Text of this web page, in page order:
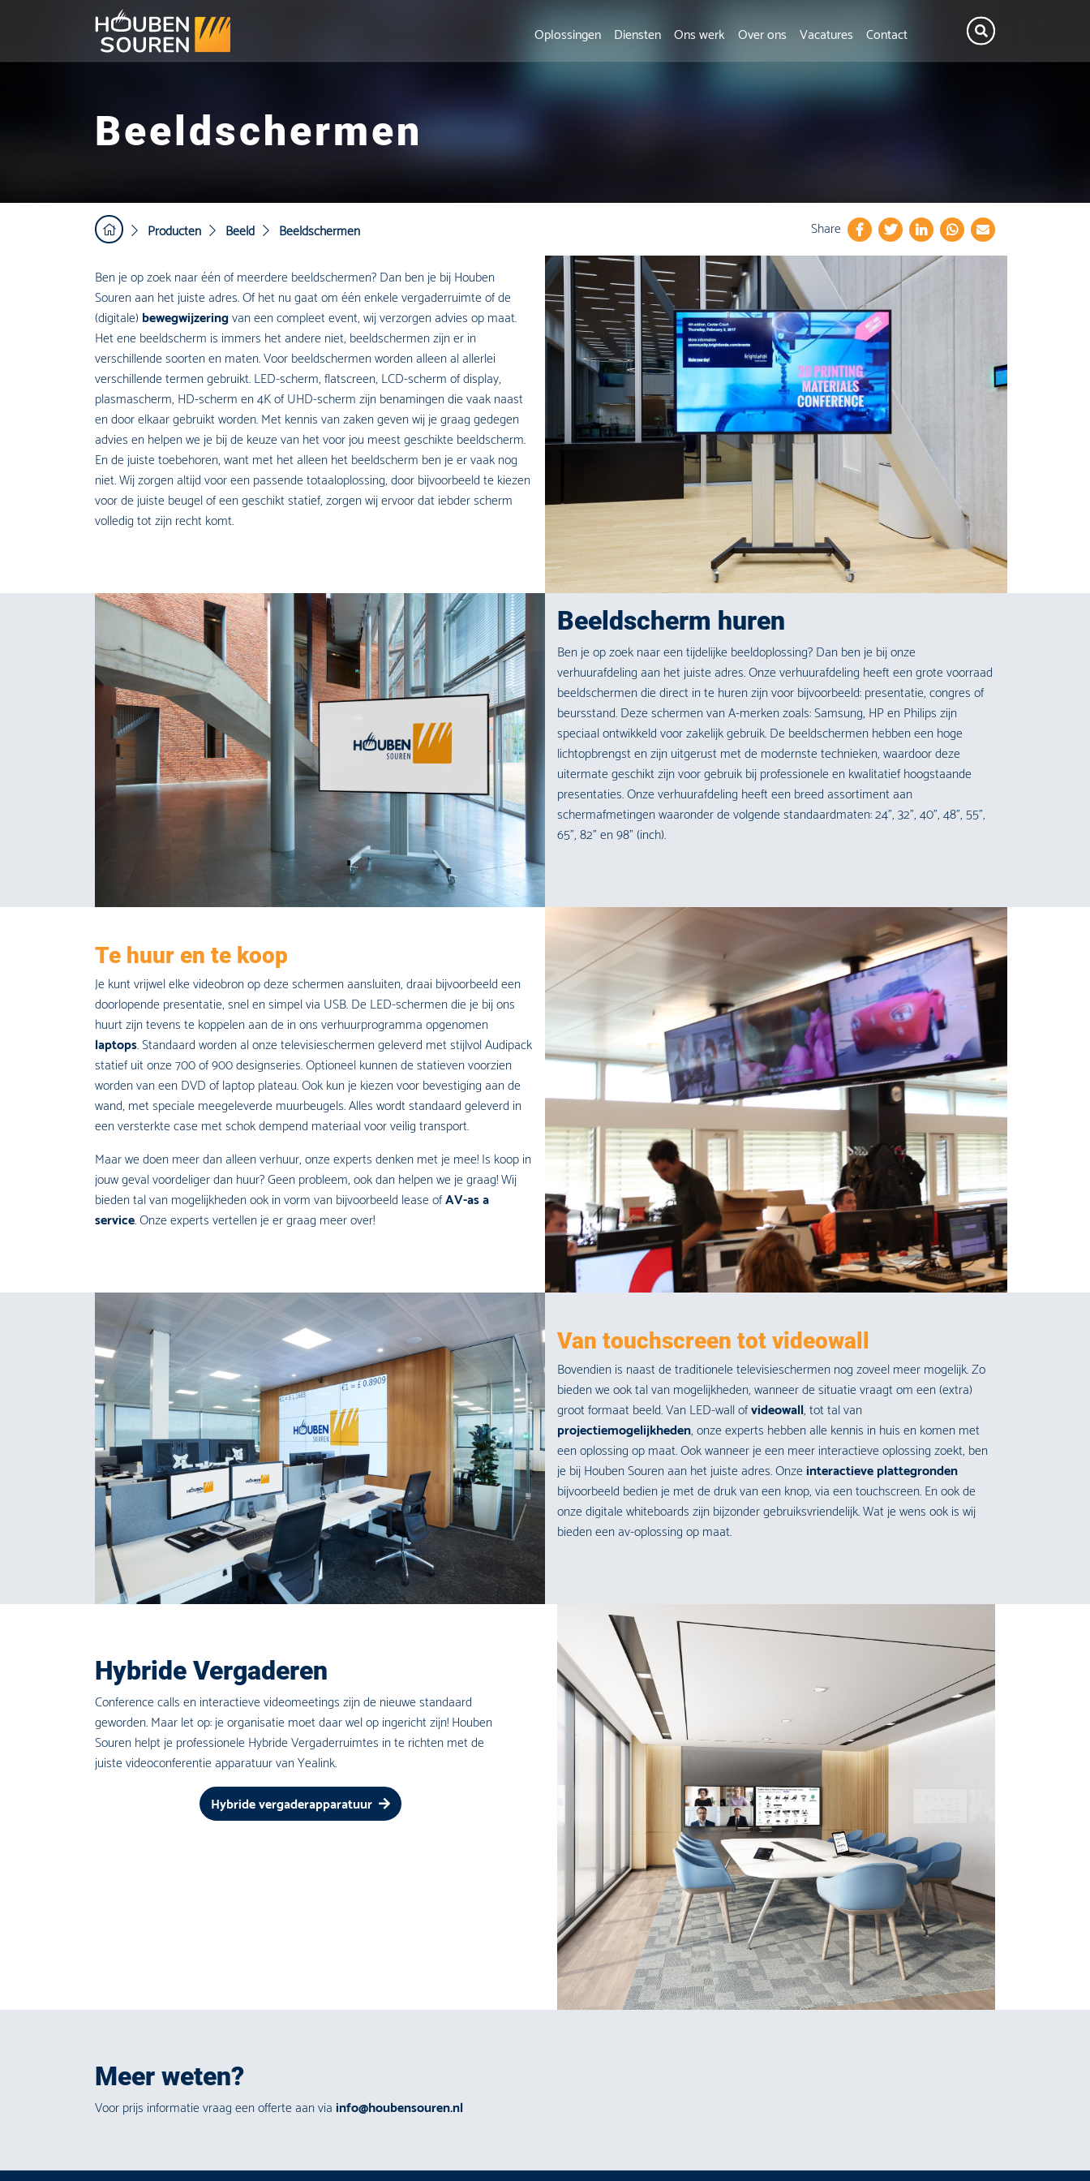
Oplossingen Diensten Ons werk Over ons Vacatures Contact
Beeldschermen
Producten Beeld Beeldschermen Share
Ben je op zoek naar één of meerdere beeldschermen? Dan ben je bij Houben
Souren aan het juiste adres. Of het nu gaat om één enkele vergaderruimte of de
(digitale) bewegwijzeringvan een compleet event, wij verzorgen advies op maat.
Het ene beeldscherm is immers het andere niet, beeldschermen zijn er in
verschillende soorten en maten. Voor beeldschermen worden alleen al allerlei
verschillende termen gebruikt. LED-scherm, flatscreen, LCD-scherm of display,
plasmascherm, HD-scherm en 4K of UHD-scherm zijn benamingen die vaak naast
en door elkaar gebruikt worden. Met kennis van zaken geven wij je graag gedegen
advies en helpen we je bij de keuze van het voor jou meest geschikte beeldscherm.
En de juiste toebehoren, want met het alleen het beeldscherm ben je er vaak nog
niet. Wij zorgen altijd voor een passende totaaloplossing, door bijvoorbeeld te kiezen
voor de juiste beugel of een geschikt statief, zorgen wij ervoor dat iebder scherm
volledig tot zijn recht komt.
Beeldscherm huren
Ben je op zoek naar een tijdelijke beeldoplossing? Dan ben je bij onze
verhuurafdeling aan het juiste adres. Onze verhuurafdeling heeft een grote voorraad
beeldschermen die direct in te huren zijn voor bijvoorbeeld: presentatie, congres of
beursstand. Deze schermen van A-merken zoals: Samsung, HP en Philips zijn
speciaal ontwikkeld voor zakelijk gebruik. De beeldschermen hebben een hoge
lichtopbrengst en zijn uitgerust met de modernste technieken, waardoor deze
uitermate geschikt zijn voor gebruik bij professionele en kwalitatief hoogstaande
presentaties. Onze verhuurafdeling heeft een breed assortiment aan
schermafmetingen waaronder de volgende standaardmaten: 24”, 32”, 40”, 48”, 55”,
65”, 82” en 98” (inch).
Te huur en te koop
Je kunt vrijwel elke videobron op deze schermen aansluiten, draai bijvoorbeeld een
doorlopende presentatie, snel en simpel via USB. De LED-schermen die je bij ons
huurt zijn tevens te koppelen aan de in ons verhuurprogramma opgenomen
laptops. Standaard worden al onze televisieschermen geleverd met stijlvol Audipack
statief uit onze 700 of 900 designseries. Optioneel kunnen de statieven voorzien
worden van een DVD of laptop plateau. Ook kun je kiezen voor bevestiging aan de
wand, met speciale meegeleverde muurbeugels. Alles wordt standaard geleverd in
een versterkte case met schok dempend materiaal voor veilig transport.
Maar we doen meer dan alleen verhuur, onze experts denken met je mee! Is koop in
jouw geval voordeliger dan huur? Geen probleem, ook dan helpen we je graag! Wij
bieden tal van mogelijkheden ook in vorm van bijvoorbeeld lease ofAV-as a
service. Onze experts vertellen je er graag meer over!
Van touchscreen tot videowall
Bovendien is naast de traditionele televisieschermen nog zoveel meer mogelijk. Zo
bieden we ook tal van mogelijkheden, wanneer de situatie vraagt om een (extra)
groot formaat beeld. Van LED-wall ofvideowall, tot tal van
projectiemogelijkheden, onze experts hebben alle kennis in huis en komen met
een oplossing op maat. Ook wanneer je een meer interactieve oplossing zoekt, ben
je bij Houben Souren aan het juiste adres. Onzeinteractieve plattegronden
bijvoorbeeld bedien je met de druk van een knop, via een touchscreen. En ook de
onze digitale whiteboards zijn bijzonder gebruiksvriendelijk. Wat je wens ook is wij
bieden een av-oplossing op maat.
Hybride Vergaderen
Conference calls en interactieve videomeetings zijn de nieuwe standaard
geworden. Maar let op: je organisatie moet daar wel op ingericht zijn! Houben
Souren helpt je professionele Hybride Vergaderruimtes in te richten met de
juiste videoconferentie apparatuur van Yealink.
Hybride vergaderapparatuur
Meer weten?
Voor prijs informatie vraag een offerte aan viainfo@houbensouren.nl